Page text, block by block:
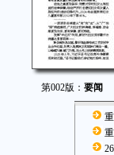
第002版： 要闻